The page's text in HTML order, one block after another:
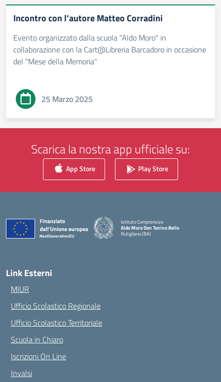
Incontro con l’autore Matteo Corradini
Evento organizzato dalla scuola "Aldo Moro" in
collaborazione con la Cart@Libreria Barcadoro in occasione
del "Mese della Memoria"
25 Marzo 2025
Scarica la nostra app ufficiale su:
App Store Play Store
Istituto Comprensivo
Aldo Moro Don Tonino Bello
Rutigliano (BA)
— Visita la pagina iniziale della scuola
Link Esterni
MIUR
Ufficio Scolastico Regionale
Ufficio Scolastico Territoriale
Scuola in Chiaro
Iscrizioni On Line
Invalsi